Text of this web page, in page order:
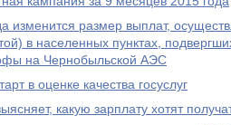
изменится размер выплат,
в населенных пунктах,
на Чернобыльской АЭС
в оценке качества госуслуг
какую зарплату хотят